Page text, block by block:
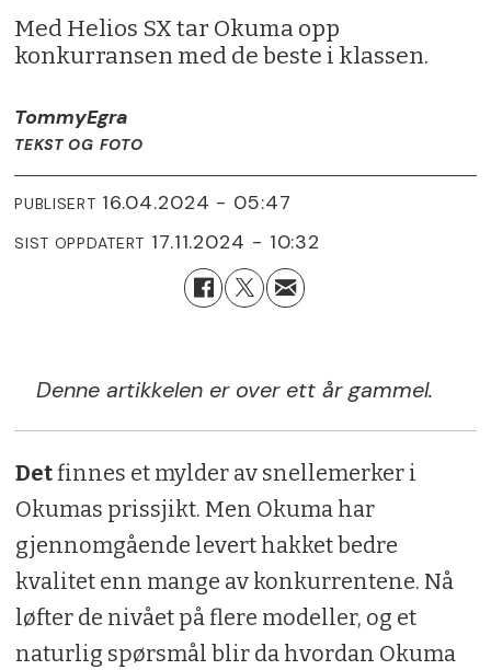
Med Helios SX tar Okuma opp
konkurransen med de beste i klassen.
TommyEgra
TEKST OG FOTO
PUBLISERT 16.04.2024 - 05:47
SIST OPPDATERT 17.11.2024 - 10:32
Denne artikkelen er over ett år gammel.
Detfinnes et mylder av snellemerker i
Okumas prissjikt. Men Okuma har
gjennomgående levert hakket bedre
kvalitet enn mange av konkurrentene. Nå
løfter de nivået på flere modeller, og et
naturlig spørsmål blir da hvordan Okuma